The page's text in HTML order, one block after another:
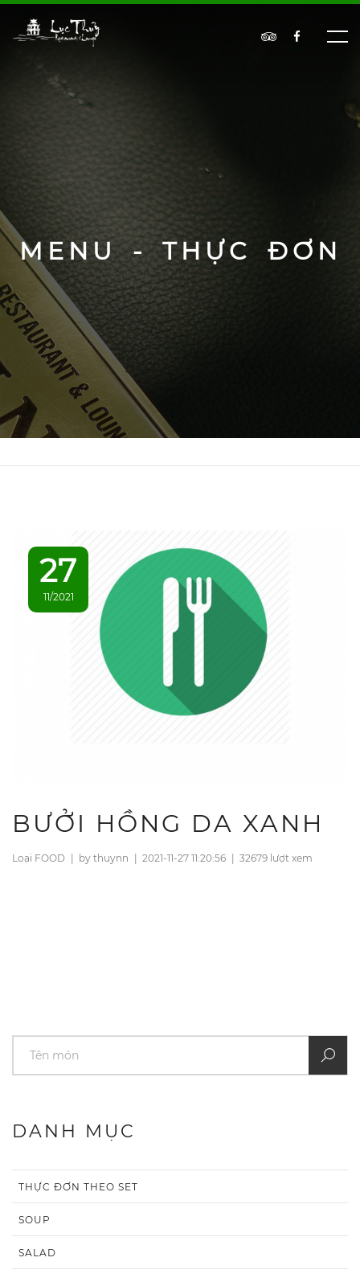
MENU - THỰC ĐƠN
27
11/2021
BƯỞI HỒNG DA XANH
Loại FOOD | by thuynn | 2021-11-27 11:20:56 | 32679 lượt xem
DANH MỤC
THỰC ĐƠN THEO SET
SOUP
SALAD